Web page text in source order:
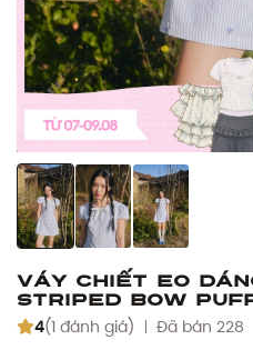
Váy chiết eo
Striped Bow
4(1 đánh giá) Đã bán 228